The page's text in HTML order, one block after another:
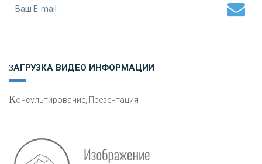
«ПРОМРЕГИОНБАНК»
ЗАГРУЗКА ВИДЕО ИНФОРМАЦИИ
Консультирование, Презентация